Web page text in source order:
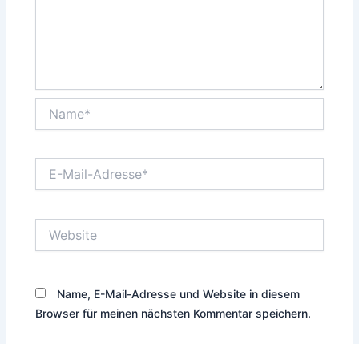
Mail-
Name, E-Mail-Adresse und Website in diesem
Browser für meinen nächsten Kommentar speichern.